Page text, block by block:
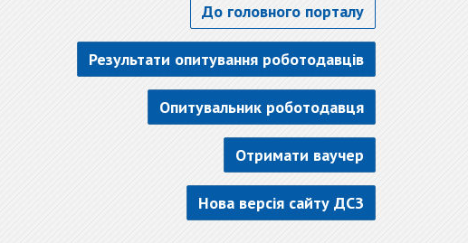
До головного порталу
Результати опитування роботодавців
Опитувальник роботодавця
Отримати ваучер
Нова версія сайту ДСЗ